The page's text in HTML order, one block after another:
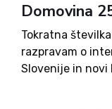
Domovina
Tokratna
razpravam o
Slovenije in novi